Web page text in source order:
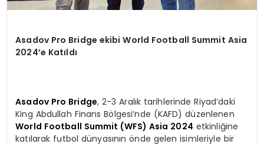
Asadov Pro Bridge ekibi World Football Summit Asia
2024’e Katıldı
Asadov Pro Bridge, 2-3 Aralık tarihlerinde Riyad’daki
King Abdullah Finans Bölgesi’nde (KAFD) düzenlenen
World Football Summit (WFS) Asia 2024 etkinliğine
katılarak futbol dünyasının önde gelen isimleriyle bir